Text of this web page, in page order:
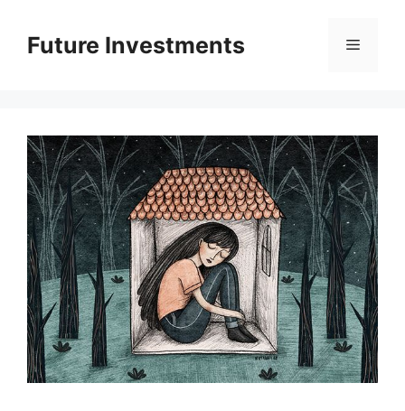
вмістуFuture Investments Меню